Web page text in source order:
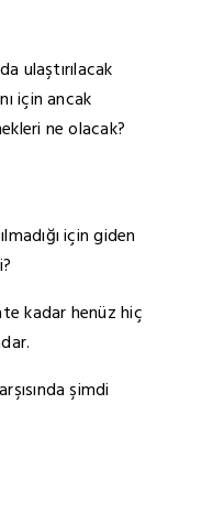
ulaştırılacak
için ancak
ne olacak?
için giden
kadar henüz hiç
şimdi